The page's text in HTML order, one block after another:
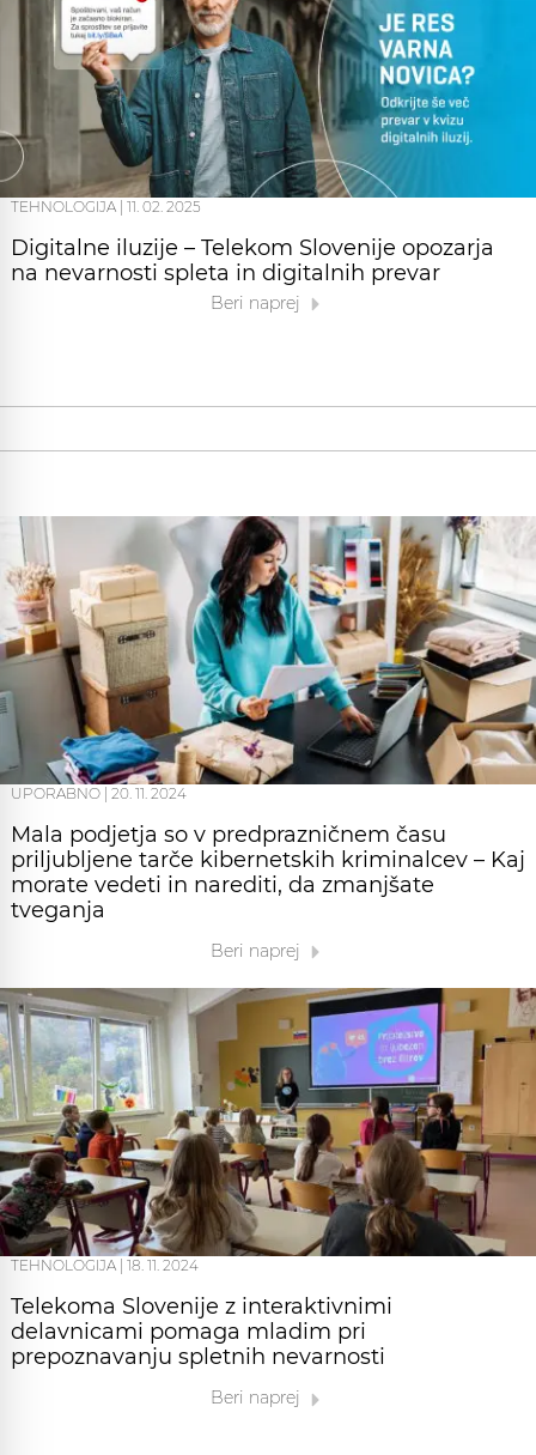
TEHNOLOGIJA 11. 02. 2025
Digitalne iluzije – Telekom Slovenije opozarja
na nevarnosti spleta in digitalnih prevar
Beri naprej
UPORABNO | 20. 11. 2024
Mala podjetja so v predprazničnem času
priljubljene tarče kibernetskih kriminalcev – Kaj
morate vedeti in narediti, da zmanjšate
tveganja
Beri naprej
TEHNOLOGIJA 18. 11. 2024
Telekoma Slovenije z interaktivnimi
delavnicami pomaga mladim pri
prepoznavanju spletnih nevarnosti
Beri naprej